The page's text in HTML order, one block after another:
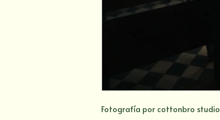
Fotografía por cottonbro